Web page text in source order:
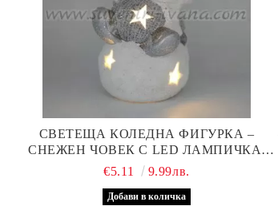
СВЕТЕЩА КОЛЕДНА ФИГУРКА –
СНЕЖЕН ЧОВЕК С LED ЛАМПИЧКА,
МОДЕЛ ДВЕ
€5.11 9.99лв.